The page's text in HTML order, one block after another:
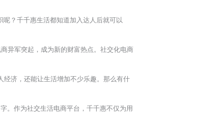
？千千惠生活都知道加入达人后就可以
异军突起，成为新的财富热点。社交化电商
济，还能让生活增加不少乐趣。那么有什
。作为社交生活电商平台，千千惠不仅为用